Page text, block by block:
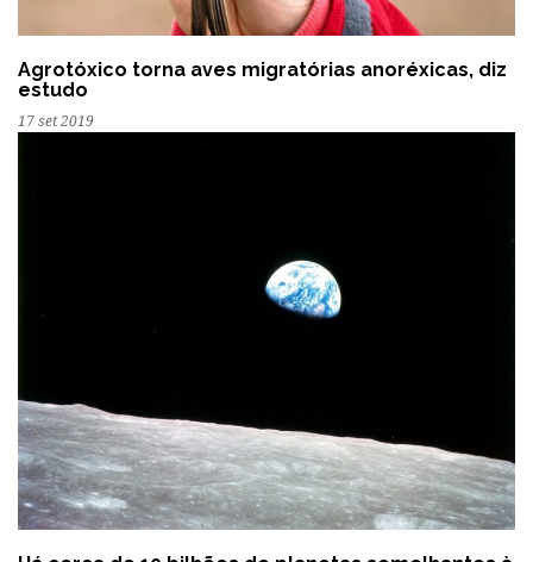
Agrotóxico torna aves migratórias anoréxicas, diz
estudo
17 set 2019